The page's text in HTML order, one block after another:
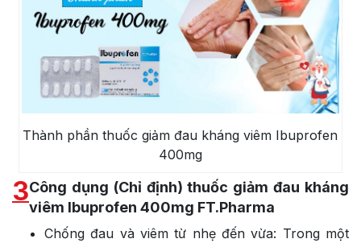
Thành phần thuốc giảm đau kháng viêm Ibuprofen
400mg
3Công dụng (Chỉ định) thuốc giảm đau kháng
viêm Ibuprofen 400mg FT.Pharma
Chống đau và viêm từ nhẹ đến vừa: Trong một